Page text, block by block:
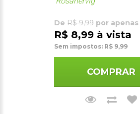
De R$ 9,99 por apenas
R$ 8,99 à vista
Sem impostos: R$ 9,99
COMPRAR